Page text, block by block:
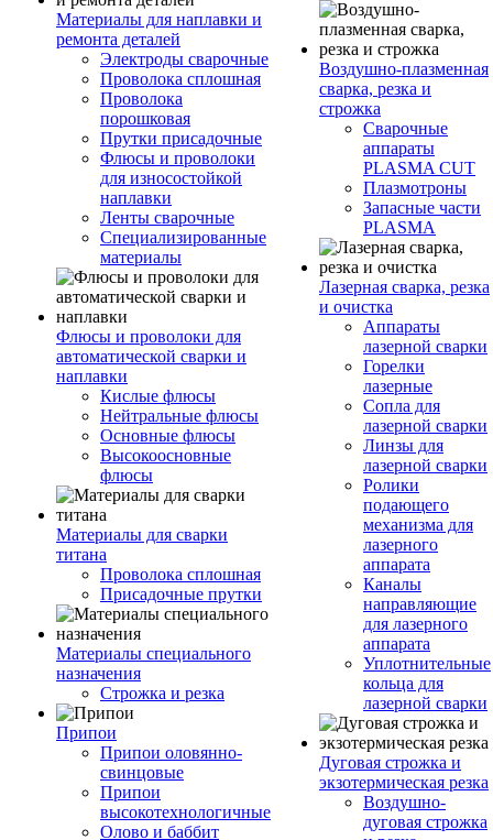
Материалы для наплавки и
ремонта деталей
Электроды сварочные
Проволока сплошная
Проволока
порошковая
Прутки присадочные
Флюсы и проволоки
для износостойкой
наплавки
Ленты сварочные
Специализированные
материалы
Флюсы и проволоки для
автоматической сварки и
наплавки
Кислые флюсы
Нейтральные флюсы
Основные флюсы
Высокоосновные
флюсы
Материалы для сварки
титана
Проволока сплошная
Присадочные прутки
Материалы специального
назначения
Строжка и резка
Припои
Припои оловянно-
свинцовые
Припои
высокотехнологичные
Олово и баббит
Воздушно-плазменная
сварка, резка и
строжка
Сварочные
аппараты
PLASMA CUT
Плазмотроны
Запасные части
PLASMA
Лазерная сварка, резка
и очистка
Аппараты
лазерной сварки
Горелки
лазерные
Сопла для
лазерной сварки
Линзы для
лазерной сварки
Ролики
подающего
механизма для
лазерного
аппарата
Каналы
направляющие
для лазерного
аппарата
Уплотнительные
кольца для
лазерной сварки
Дуговая строжка и
экзотермическая резка
Воздушно-
дуговая строжка